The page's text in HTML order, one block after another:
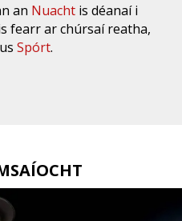
an Nuacht is déanaí i
fearr ar chúrsaí reatha,
Spórt.